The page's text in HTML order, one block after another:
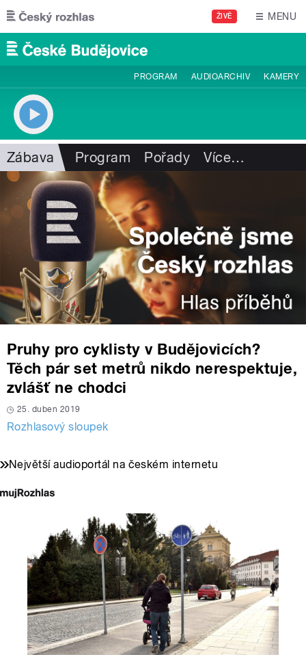
Přejít k hlavnímu obsahu
ŽIVĚ MENU
PROGRAM AUDIOARCHIV KAMERY
Zábava Program Pořady Více…
Pruhy pro cyklisty v Budějovicích?
Těch pár set metrů nikdo nerespektuje,
zvlášť ne chodci
25. duben 2019
Rozhlasový sloupek
Největší audioportál na českém internetu